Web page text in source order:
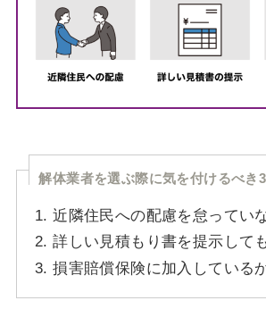
解体業者を選ぶ際に気を付けるべき
近隣住民への配慮を怠ってい
詳しい見積もり書を提示して
損害賠償保険に加入している